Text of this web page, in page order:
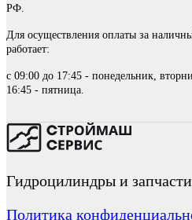
РФ.
Для осуществления оплаты за
работает:
с 09:00 до 17:45 - понедельник,
16:45 - пятница.
Гидроцилиндры и
Политика